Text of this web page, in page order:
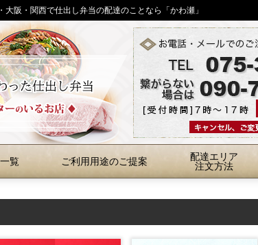
阪・関西で仕出し弁当の配達のことなら「かわ瀬」
覧 ご利用用途のご提案
配達エリア
注文方法